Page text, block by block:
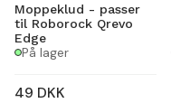
Moppeklud - passer
til Roborock Qrevo
Edge
På lager
49 DKK